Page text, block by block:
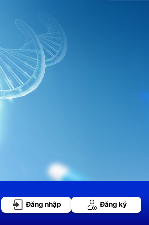
Đăng nhập Đăng ký